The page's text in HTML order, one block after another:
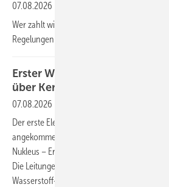
07.08.2026
Wer zahlt wieviel für den Netzausbau: Bis
Regelungen für die Entgelte im Stromnetz
Erster Wasserstoff fließt von
über Kernnetz bis zur Industrie
07.08.2026
Der erste Elektrolyse-Wasserstoff aus
angekommen. Damit arbeiten alle Bausteine
Nukleus – Erzeugung, Transport und
Die Leitungen gehören zu den ersten
Wasserstoff-Kernnetzes.